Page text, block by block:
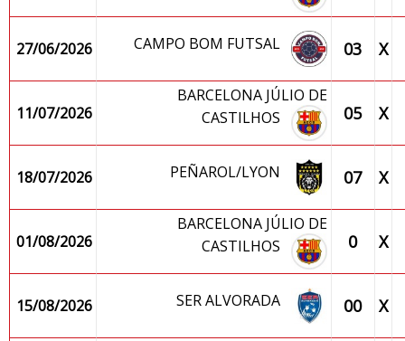
27/06/2026 CAMPO BOM FUTSAL 03 X
11/07/2026
BARCELONA JÚLIO DE
CASTILHOS
05 X
18/07/2026 PEÑAROL/LYON 07 X
01/08/2026
BARCELONA JÚLIO DE
CASTILHOS
0 X
15/08/2026 SER ALVORADA 00 X